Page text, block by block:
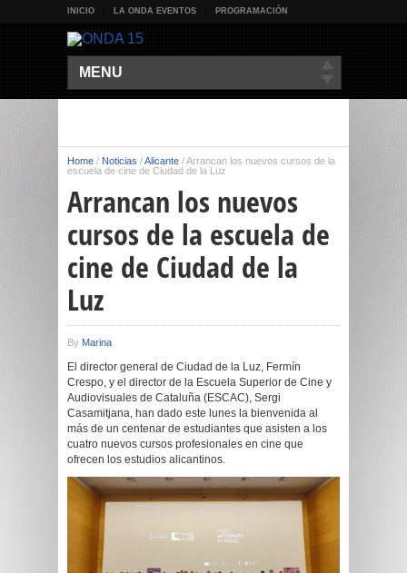
INICIO LA ONDA EVENTOS PROGRAMACIÓN
MENU
Home / Noticias /Alicante /Arrancan los nuevos cursos de la
escuela de cine de Ciudad de la Luz
Arrancan los nuevos
cursos de la escuela de
cine de Ciudad de la
Luz
By Marina
El director general de Ciudad de la Luz, Fermín
Crespo, y el director de la Escuela Superior de Cine y
Audiovisuales de Cataluña (ESCAC), Sergi
Casamitjana, han dado este lunes la bienvenida al
más de un centenar de estudiantes que asisten a los
cuatro nuevos cursos profesionales en cine que
ofrecen los estudios alicantinos.